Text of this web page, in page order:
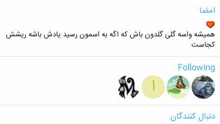
امضا
همیشه واسه گلی گلدون باش که اگه به اسمون رسید یادش باشه ریشش
کجاست
Following
ا
دنبال کنندگان